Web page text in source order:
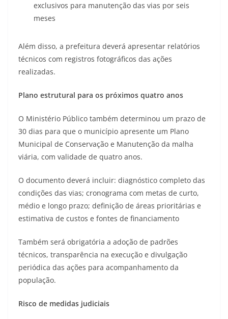
exclusivos para manutenção das vias por seis
meses
Além disso, a prefeitura deverá apresentar relatórios
técnicos com registros fotográficos das ações
realizadas.
Plano estrutural para os próximos quatro anos
O Ministério Público também determinou um prazo de
30 dias para que o município apresente um Plano
Municipal de Conservação e Manutenção da malha
viária, com validade de quatro anos.
O documento deverá incluir: diagnóstico completo das
condições das vias; cronograma com metas de curto,
médio e longo prazo; definição de áreas prioritárias e
estimativa de custos e fontes de financiamento
Também será obrigatória a adoção de padrões
técnicos, transparência na execução e divulgação
periódica das ações para acompanhamento da
população.
Risco de medidas judiciais